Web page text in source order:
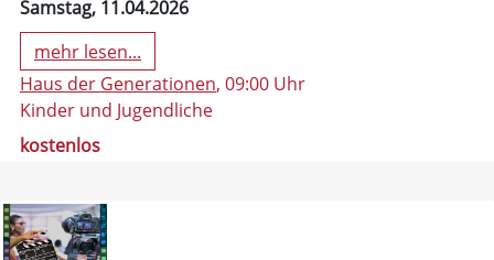
Samstag, 11.04.2026
mehr lesen...
Haus der Generationen, 09:00 Uhr
Kinder und Jugendliche
kostenlos